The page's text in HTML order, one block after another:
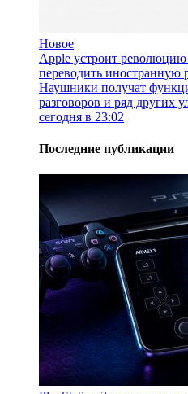
Новое
Apple устроит
переводить иностранную
Наушники получат
разговоров и ряд других
сегодня в 23:02
Последние публикации